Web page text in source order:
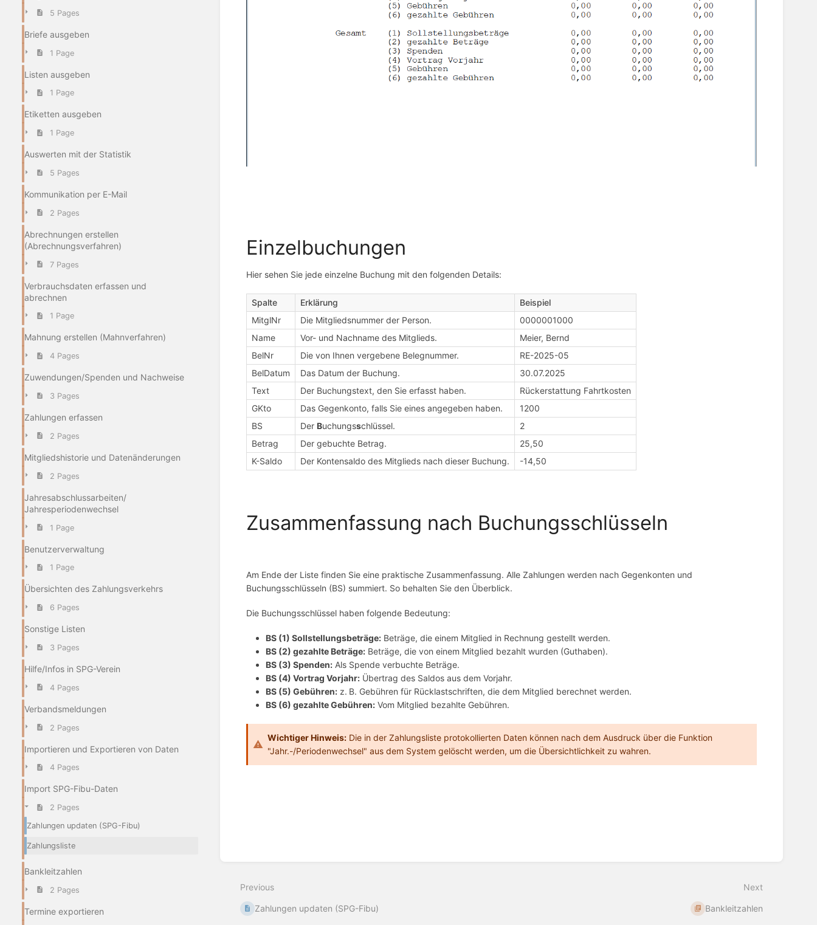
5 Pages
Briefe ausgeben
1 Page
Listen ausgeben
1 Page
Etiketten ausgeben
1 Page
Auswerten mit der Statistik
5 Pages
Kommunikation per E-Mail
2 Pages
Abrechnungen erstellen
(Abrechnungsverfahren)
7 Pages
Verbrauchsdaten erfassen und
abrechnen
1 Page
Mahnung erstellen (Mahnverfahren)
4 Pages
Zuwendungen/Spenden und Nachweise
3 Pages
Zahlungen erfassen
2 Pages
Mitgliedshistorie und Datenänderungen
2 Pages
Jahresabschlussarbeiten/
Jahresperiodenwechsel
1 Page
Benutzerverwaltung
1 Page
Übersichten des Zahlungsverkehrs
6 Pages
Sonstige Listen
3 Pages
Hilfe/Infos in SPG-Verein
4 Pages
Verbandsmeldungen
2 Pages
Importieren und Exportieren von Daten
4 Pages
Import SPG-Fibu-Daten
2 Pages
Zahlungen updaten (SPG-Fibu)
Zahlungsliste
Bankleitzahlen
2 Pages
Termine exportieren
Einzelbuchungen
Hier sehen Sie jede einzelne Buchung mit den folgenden Details:
Spalte Erklärung
Beispiel
MitglNr
Die Mitgliedsnummer der Person.
0000001000
Name
Vor- und Nachname des Mitglieds.
Meier, Bernd
BelNr
Die von Ihnen vergebene Belegnummer.
RE-2025-05
BelDatum
Das Datum der Buchung.
30.07.2025
Text
Der Buchungstext, den Sie erfasst haben.
Rückerstattung Fahrtkosten
GKto
Das Gegenkonto, falls Sie eines angegeben haben.
1200
BS
Der Buchungsschlüssel.
2
Betrag
Der gebuchte Betrag.
25,50
K-Saldo
Der Kontensaldo des Mitglieds nach dieser Buchung. -14,50
Zusammenfassung nach Buchungsschlüsseln
Am Ende der Liste finden Sie eine praktische Zusammenfassung. Alle Zahlungen werden nach Gegenkonten und
Buchungsschlüsseln (BS) summiert. So behalten Sie den Überblick.
Die Buchungsschlüssel haben folgende Bedeutung:
BS (1) Sollstellungsbeträge: Beträge, die einem Mitglied in Rechnung gestellt werden.
BS (2) gezahlte Beträge: Beträge, die von einem Mitglied bezahlt wurden (Guthaben).
BS (3) Spenden: Als Spende verbuchte Beträge.
BS (4) Vortrag Vorjahr: Übertrag des Saldos aus dem Vorjahr.
BS (5) Gebühren: z. B. Gebühren für Rücklastschriften, die dem Mitglied berechnet werden.
BS (6) gezahlte Gebühren: Vom Mitglied bezahlte Gebühren.
Wichtiger Hinweis: Die in der Zahlungsliste protokollierten Daten können nach dem Ausdruck über die Funktion
"Jahr.-/Periodenwechsel" aus dem System gelöscht werden, um die Übersichtlichkeit zu wahren.
mode
Previous
Zahlungen updaten (SPG-Fibu)
Next
Bankleitzahlen